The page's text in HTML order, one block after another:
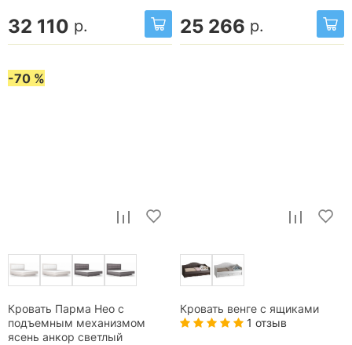
32 110 р. 25 266 р.
-70 %
Кровать Парма Нео с
подъемным механизмом
ясень анкор светлый
Кровать венге с ящиками
1 отзыв